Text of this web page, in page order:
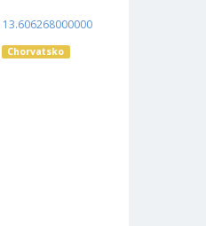
13.606268000000
Chorvatsko